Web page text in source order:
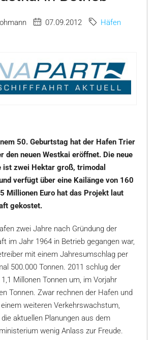
07.09.2012
Häfen
50. Geburtstag hat der Hafen Trier
den neuen Westkai eröffnet. Die neue
ist zwei Hektar groß, trimodal
verfügt über eine Kailänge von 160
Millionen Euro hat das Projekt laut
gekostet.
zwei Jahre nach Gründung der
im Jahr 1964 in Betrieb gegangen war,
mit einem Jahresumschlag per
500.000 Tonnen. 2011 schlug der
Millonen Tonnen um, im Vorjahr
Tonnen. Zwar rechnen der Hafen und
weiteren Verkehrswachstum,
aktuellen Planungen aus dem
wenig Anlass zur Freude.